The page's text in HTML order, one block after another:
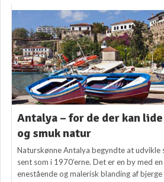
Antalya – for de der kan
og smuk natur
Naturskønne Antalya begyndte at udvikle
sent som i 1970’erne. Det er en by med en
enestående og malerisk blanding af bjerge